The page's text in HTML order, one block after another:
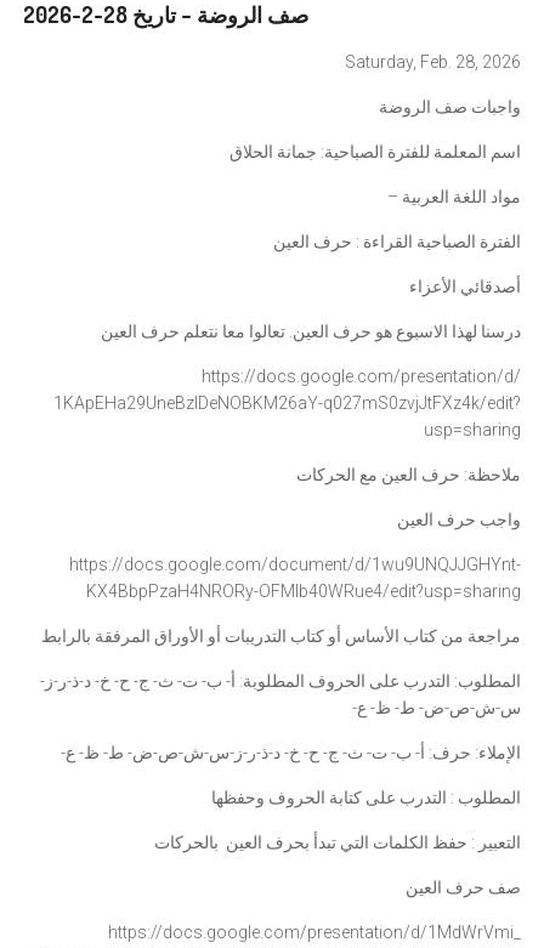
صف الروضة – تاريخ 28-2-2026
Saturday, Feb. 28, 2026
واجبات صف الروضة
اسم المعلمة للفترة الصباحية: جمانة الحلاق
مواد اللغة العربية –
الفترة الصباحية القراءة : حرف العين
أصدقائي الأعزاء
درسنا لهذا الاسبوع هو حرف العين. تعالوا معا نتعلم حرف العين
https://docs.google.com/presentation/d/
1KApEHa29UneBzlDeNOBKM26aY-q027mS0zvjJtFXz4k/edit?
usp=sharing
ملاحظة: حرف العين مع الحركات
واجب حرف العين
https://docs.google.com/document/d/1wu9UNQJJGHYnt-
KX4BbpPzaH4NRORy-OFMlb40WRue4/edit?usp=sharing
مراجعة من كتاب الأساس أو كتاب التدريبات أو الأوراق المرفقة بالرابط
المطلوب: التدرب على الحروف المطلوبة: أ- ب- ت- ث- ج- ح- خ- د-ذ-ر-ز-
س-ش-ص-ض- ط- ظ- ع-
الإملاء: حرف: أ- ب- ت- ث- ج- ح- خ- د-ذ-ر-ز-س-ش-ص-ض- ط- ظ- ع-
المطلوب : التدرب على كتابة الحروف وحفظها
التعبير : حفظ الكلمات التي تبدأ بحرف العين بالحركات
صف حرف العين
https://docs.google.com/presentation/d/1MdWrVmi_